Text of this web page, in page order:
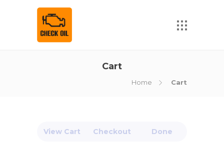
Cart
Home Cart
View Cart Checkout Done